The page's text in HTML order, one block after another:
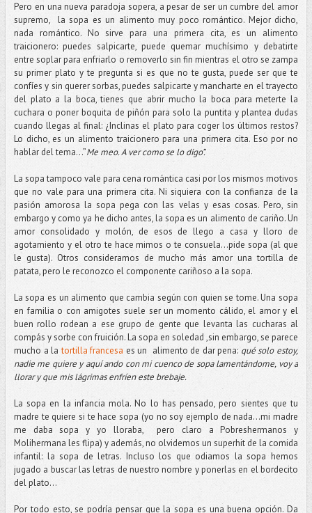
Pero en una nueva paradoja sopera, a pesar de ser un cumbre del amor
supremo, la sopa es un alimento muy poco romántico. Mejor dicho,
nada romántico. No sirve para una primera cita, es un alimento
traicionero: puedes salpicarte, puede quemar muchísimo y debatirte
entre soplar para enfriarlo o removerlo sin fin mientras el otro se zampa
su primer plato y te pregunta si es que no te gusta, puede ser que te
confíes y sin querer sorbas, puedes salpicarte y mancharte en el trayecto
del plato a la boca, tienes que abrir mucho la boca para meterte la
cuchara o poner boquita de piñón para solo la puntita y plantea dudas
cuando llegas al final: ¿Inclinas el plato para coger los últimos restos?
Lo dicho, es un alimento traicionero para una primera cita. Eso por no
hablar del tema…”Me meo. A ver como se lo digo”.
La sopa tampoco vale para cena romántica casi por los mismos motivos
que no vale para una primera cita. Ni siquiera con la confianza de la
pasión amorosa la sopa pega con las velas y esas cosas. Pero, sin
embargo y como ya he dicho antes, la sopa es un alimento de cariño. Un
amor consolidado y molón, de esos de llego a casa y lloro de
agotamiento y el otro te hace mimos o te consuela…pide sopa (al que
le gusta). Otros consideramos de mucho más amor una tortilla de
patata, pero le reconozco el componente cariñoso a la sopa.
La sopa es un alimento que cambia según con quien se tome. Una sopa
en familia o con amigotes suele ser un momento cálido, el amor y el
buen rollo rodean a ese grupo de gente que levanta las cucharas al
compás y sorbe con fruición. La sopa en soledad ,sin embargo, se parece
mucho a la tortilla francesa es un alimento de dar pena: qué solo estoy,
nadie me quiere y aquí ando con mi cuenco de sopa lamentándome, voy a
llorar y que mis lágrimas enfríen este brebaje.
La sopa en la infancia mola. No lo has pensado, pero sientes que tu
madre te quiere si te hace sopa (yo no soy ejemplo de nada…mi madre
me daba sopa y yo lloraba, pero claro a Pobreshermanos y
Molihermana les flipa) y además, no olvidemos un superhit de la comida
infantil: la sopa de letras. Incluso los que odiamos la sopa hemos
jugado a buscar las letras de nuestro nombre y ponerlas en el bordecito
del plato…
Por todo esto, se podría pensar que la sopa es una buena opción. Da